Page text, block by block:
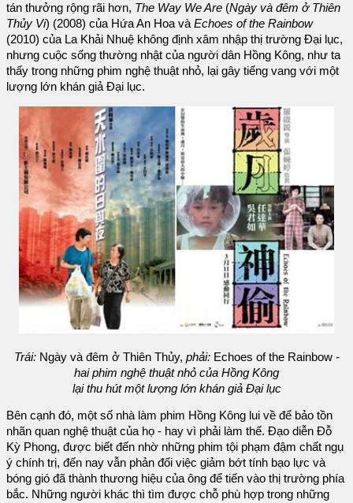
tán thưởng rộng rãi hơn, The Way We Are (Ngày và đêm ở Thiên
Thủy Vi) (2008) của Hứa An Hoa và Echoes of the Rainbow
(2010) của La Khải Nhuệ không định xâm nhập thị trường Đại lục,
nhưng cuộc sống thường nhật của người dân Hồng Kông, như ta
thấy trong những phim nghệ thuật nhỏ, lại gây tiếng vang với một
lượng lớn khán giả Đại lục.
Trái: Ngày và đêm ở Thiên Thủy, phải:Echoes of the Rainbow -
hai phim nghệ thuật nhỏ của Hồng Kông
lại thu hút một lượng lớn khán giả Đại lục
Bên cạnh đó, một số nhà làm phim Hồng Kông lui về để bảo tồn
nhãn quan nghệ thuật của họ - hay vì phải làm thế. Đạo diễn Đỗ
Kỳ Phong, được biết đến nhờ những phim tội phạm đậm chất ngụ
ý chính trị, đến nay vẫn phản đối việc giảm bớt tính bạo lực và
bóng gió đã thành thương hiệu của ông để tiến vào thị trường phía
bắc. Những người khác thì tìm được chỗ phù hợp trong những